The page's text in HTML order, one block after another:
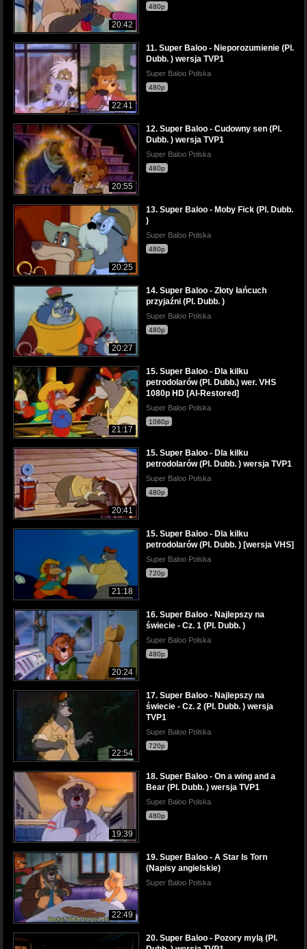
20:42
480p
22:41
11. Super Baloo - Nieporozumienie (Pl.
Dubb. ) wersja TVP1
Super Baloo Polska
480p
20:55
12. Super Baloo - Cudowny sen (Pl.
Dubb. ) wersja TVP1
Super Baloo Polska
480p
20:25
13. Super Baloo - Moby Fick (Pl. Dubb.
)
Super Baloo Polska
480p
20:27
14. Super Baloo - Złoty łańcuch
przyjaźni (Pl. Dubb. )
Super Baloo Polska
480p
21:17
15. Super Baloo - Dla kilku
petrodolarów (Pl. Dubb.) wer. VHS
1080p HD [AI-Restored]
Super Baloo Polska
1080p
20:41
15. Super Baloo - Dla kilku
petrodolarów (Pl. Dubb. ) wersja TVP1
Super Baloo Polska
480p
21:18
15. Super Baloo - Dla kilku
petrodolarów (Pl. Dubb. ) [wersja VHS]
Super Baloo Polska
720p
20:24
16. Super Baloo - Najlepszy na
świecie - Cz. 1 (Pl. Dubb. )
Super Baloo Polska
480p
22:54
17. Super Baloo - Najlepszy na
świecie - Cz. 2 (Pl. Dubb. ) wersja
TVP1
Super Baloo Polska
720p
19:39
18. Super Baloo - On a wing and a
Bear (Pl. Dubb. ) wersja TVP1
Super Baloo Polska
480p
22:49
19. Super Baloo - A Star Is Torn
(Napisy angielskie)
Super Baloo Polska
20. Super Baloo - Pozory mylą (Pl.